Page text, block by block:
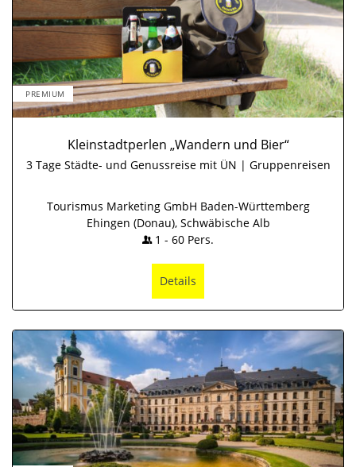
PREMIUM
Kleinstadtperlen „Wandern und Bier“
3 Tage Städte- und Genussreise mit ÜN | Gruppenreisen
Tourismus Marketing GmbH Baden-Württemberg
Ehingen (Donau), Schwäbische Alb
1 - 60 Pers.
Details